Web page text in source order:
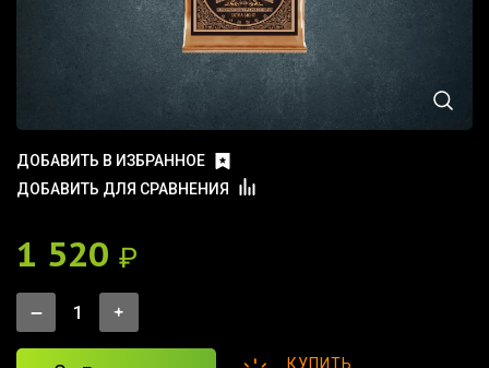
ДОБАВИТЬ В ИЗБРАННОЕ
ДОБАВИТЬ ДЛЯ СРАВНЕНИЯ
1 520 ₽
КУПИТЬ